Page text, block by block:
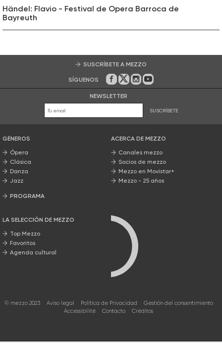
Händel: Flavio - Festival de Opera Barroca de
Bayreuth
SUSCRÍBETE A MEZZO
SÍGUENOS En Facebook
En Twitter
En Instagram
En Youtube
NEWSLETTER
SUSCRÍBETE
GÉNEROS
Ópera
Clásica
Danza
Jazz
PROGRAMA
LA SELECCIÓN DE MEZZO
Top Mezzo
Favoritos
Agenda cultural
ACERCA DE MEZZO
Canales mezzo
Socios de mezzo
Mezzo en Movistar+
Mezzo - 25 años
© mezzo 2023 Aviso legal Política de Privacidad
Gestión del consentimiento
Accessibilité
Contacto Créditos